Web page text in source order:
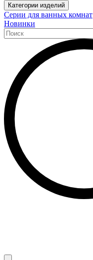
Категории изделий
Серии для ванных комнат
Новинки